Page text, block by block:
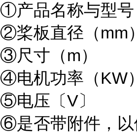
①产品名称与型号
②桨板直径（mm）
③尺寸（m）
④电机功率（KW）
⑤电压〔V〕
⑥是否带附件，以